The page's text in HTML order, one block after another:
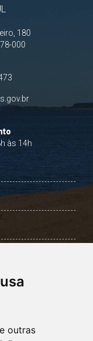
outras
180
000
às 14h